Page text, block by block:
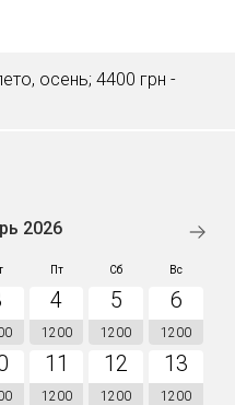
осень; 4400 грн -
2026
Пт Сб Вс
4
1200
5
1200
6
1200
11
1200
12
1200
13
1200